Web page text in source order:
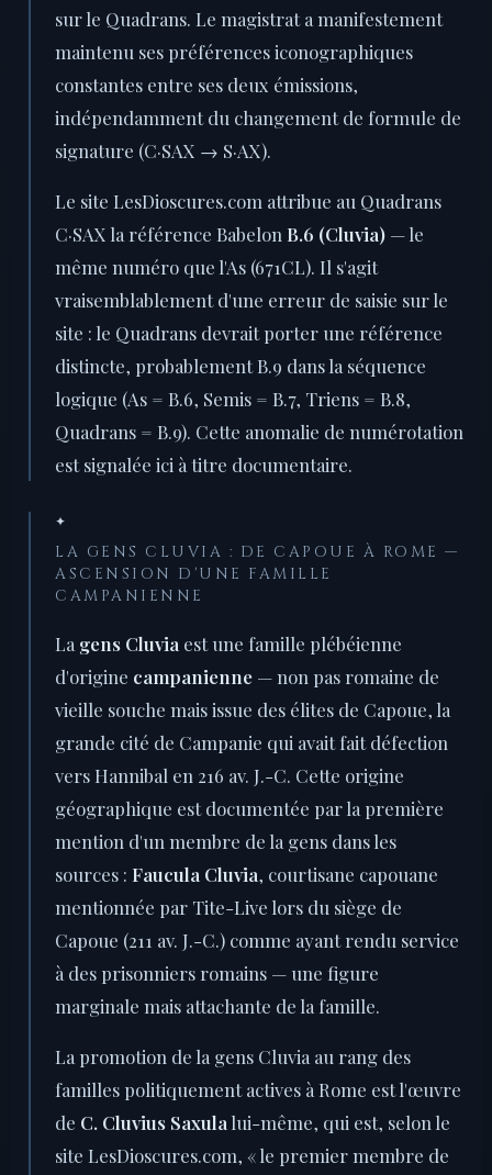
sur le Quadrans. Le magistrat a manifestement
maintenu ses préférences iconographiques
constantes entre ses deux émissions,
indépendamment du changement de formule de
signature (C·SAX → S·AX).
Le site LesDioscures.com attribue au Quadrans
C·SAX la référence Babelon B.6 (Cluvia) — le
même numéro que l'As (671CL). Il s'agit
vraisemblablement d'une erreur de saisie sur le
site : le Quadrans devrait porter une référence
distincte, probablement B.9 dans la séquence
logique (As = B.6, Semis = B.7, Triens = B.8,
Quadrans = B.9). Cette anomalie de numérotation
est signalée ici à titre documentaire.
✦
LA GENS CLUVIA : DE CAPOUE À ROME —
ASCENSION D'UNE FAMILLE
CAMPANIENNE
La gens Cluvia est une famille plébéienne
d'origine campanienne — non pas romaine de
vieille souche mais issue des élites de Capoue, la
grande cité de Campanie qui avait fait défection
vers Hannibal en 216 av. J.-C. Cette origine
géographique est documentée par la première
mention d'un membre de la gens dans les
sources : Faucula Cluvia, courtisane capouane
mentionnée par Tite-Live lors du siège de
Capoue (211 av. J.-C.) comme ayant rendu service
à des prisonniers romains — une figure
marginale mais attachante de la famille.
La promotion de la gens Cluvia au rang des
familles politiquement actives à Rome est l'œuvre
de C. Cluvius Saxula lui-même, qui est, selon le
site LesDioscures.com, « le premier membre de